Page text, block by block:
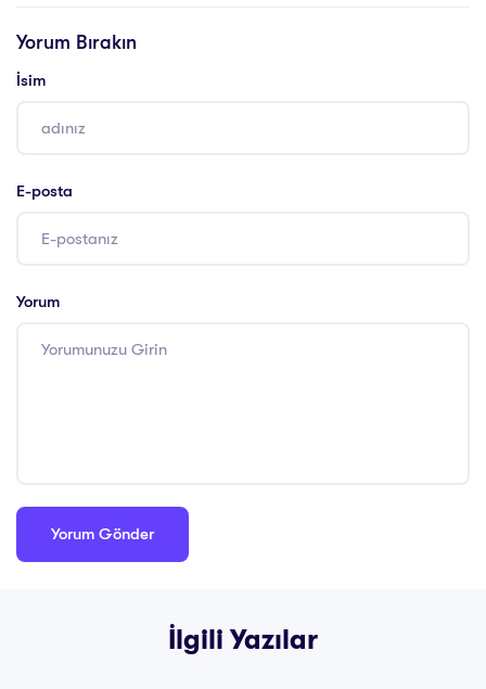
Yorum Bırakın
İsim
E-posta
Yorum
İlgili Yazılar